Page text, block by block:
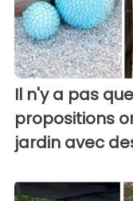
Il n'y a pas
propositions
jardin avec